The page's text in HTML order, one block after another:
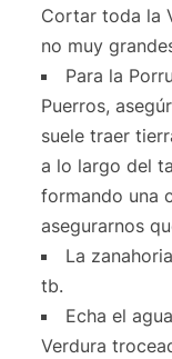
Cortar toda la
no muy
Para la
Puerros,
suele traer
a lo largo del
formando una
asegurarnos
La
tb.
Echa el
Verdura